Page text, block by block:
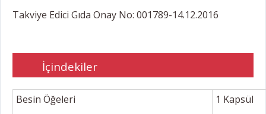
Takviye Edici Gıda Onay No: 001789-14.12.2016
İçindekiler
Besin Öğeleri 1 Kapsül